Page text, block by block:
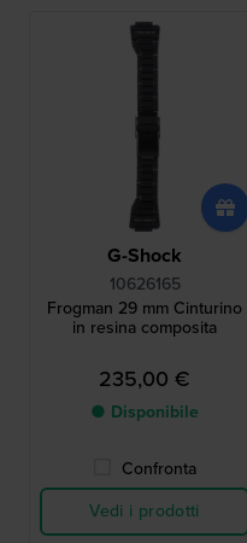
G-Shock
10626165
Frogman 29 mm Cinturino
in resina composita
235,00 €
● Disponibile
Confronta
Vedi i prodotti